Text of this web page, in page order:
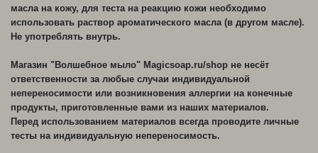
масла на кожу, для теста на реакцию кожи необходимо
использовать раствор ароматического масла (в другом масле).
Не употреблять внутрь.
Магазин "Волшебное мыло" Magicsoap.ru/shop не несёт
ответственности за любые случаи индивидуальной
непереносимости или возникновения аллергии на конечные
продукты, приготовленные вами из наших материалов.
Перед использованием материалов всегда проводите личные
тесты на индивидуальную непереносимость.